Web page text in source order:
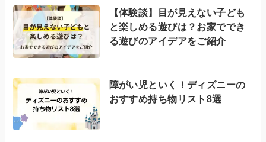
【体験談】目が見えない子ども
と楽しめる遊びは？お家ででき
る遊びのアイデアをご紹介
障がい児といく！ディズニーの
おすすめ持ち物リスト8選